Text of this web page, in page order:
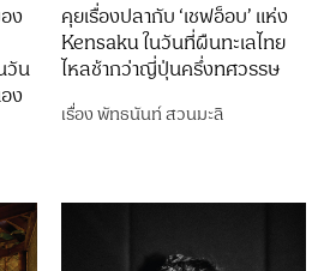
ง
วัน
ง
คุยเรื่องปลากับ ‘เชฟอ็อบ’ แห่ง
Kensaku ในวันที่ผืนทะเลไทย
ไหลช้ากว่าญี่ปุ่นครึ่งทศวรรษ
เรื่องพัทธนันท์ สวนมะลิ